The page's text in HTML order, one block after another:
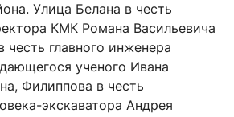
Улица Белана в честь
КМК Романа Васильевича
честь главного инженера
ученого Ивана
Филиппова в честь
экскаватора Андрея